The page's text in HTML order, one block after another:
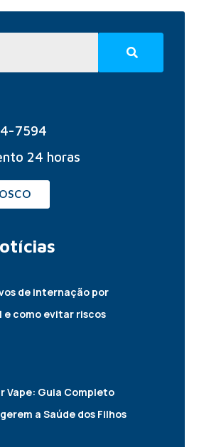
7594
24 horas
de internação por
e como evitar riscos
Vape: Guia Completo
a Saúde dos Filhos